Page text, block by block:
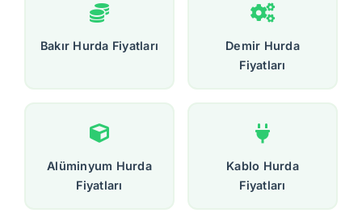
Bakır Hurda Fiyatları
Demir Hurda
Fiyatları
Alüminyum Hurda
Fiyatları
Kablo Hurda
Fiyatları